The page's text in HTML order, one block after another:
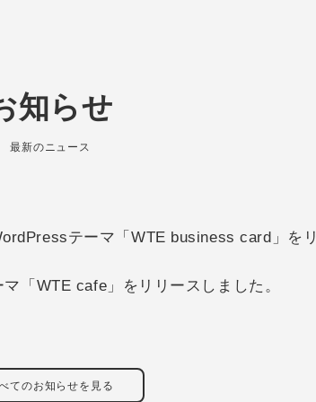
知らせ
最新のニュース
テーマ「WTE business card」を
「WTE cafe」をリリースしました。
てのお知らせを見る